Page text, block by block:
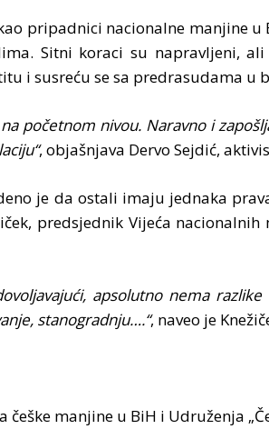
pripadnici nacionalne manjine u
Sitni koraci su napravljeni,
i susreću se sa predrasudama u
početnom nivou. Naravno i
, objašnjava Dervo Sejdić,
je da ostali imaju jednaka
predsjednik Vijeća
apsolutno nema
stanogradnju….“, naveo je
manjine u BiH i Udruženja